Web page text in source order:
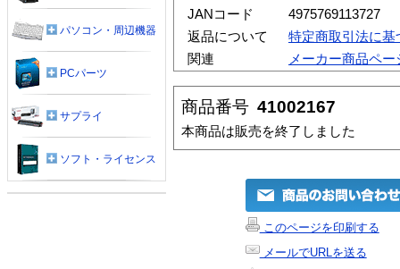
JANコード
4975769113727
返品について
特定商取引法に基
関連
メーカー商品ペー
商品番号 41002167
本商品は販売を終了しました
このページを印刷する
メールでURLを送る
パソコン・周辺機器
PCパーツ
サプライ
ソフト・ライセンス